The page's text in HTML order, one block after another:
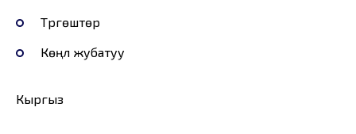
Түргөштөр
Көңүл жубатуу
Кыргыз